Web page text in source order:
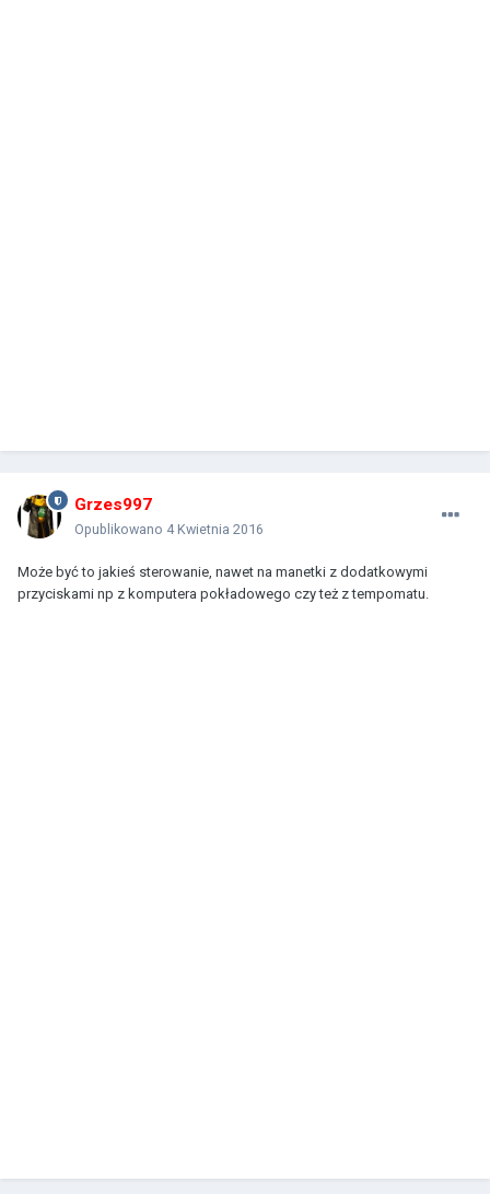
Grzes997
Opublikowano 4 Kwietnia 2016
Może być to jakieś sterowanie, nawet na manetki z dodatkowymi
przyciskami np z komputera pokładowego czy też z tempomatu.